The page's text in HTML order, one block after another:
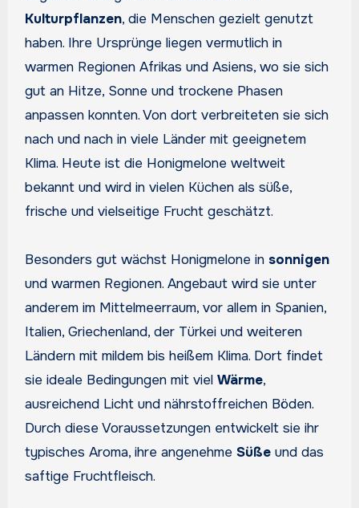
Kulturpflanzen, die Menschen gezielt genutzt
haben. Ihre Ursprünge liegen vermutlich in
warmen Regionen Afrikas und Asiens, wo sie sich
gut an Hitze, Sonne und trockene Phasen
anpassen konnten. Von dort verbreiteten sie sich
nach und nach in viele Länder mit geeignetem
Klima. Heute ist die Honigmelone weltweit
bekannt und wird in vielen Küchen als süße,
frische und vielseitige Frucht geschätzt.
Besonders gut wächst Honigmelone in sonnigen
und warmen Regionen. Angebaut wird sie unter
anderem im Mittelmeerraum, vor allem in Spanien,
Italien, Griechenland, der Türkei und weiteren
Ländern mit mildem bis heißem Klima. Dort findet
sie ideale Bedingungen mit viel Wärme,
ausreichend Licht und nährstoffreichen Böden.
Durch diese Voraussetzungen entwickelt sie ihr
typisches Aroma, ihre angenehme Süßeund das
saftige Fruchtfleisch.